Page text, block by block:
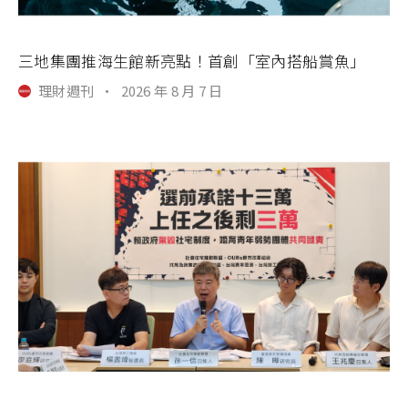
三地集團推海生館新亮點！首創「室內搭船賞魚」
理財週刊 · 2026 年 8 月 7 日